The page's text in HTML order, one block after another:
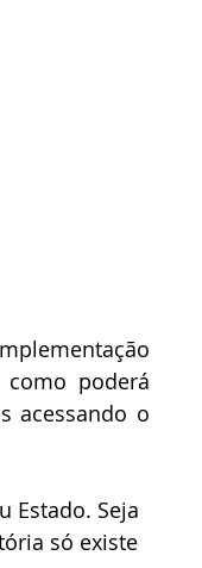
como poderá
acessando o
Estado. Seja
só existe